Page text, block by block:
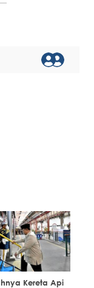
Kereta Api